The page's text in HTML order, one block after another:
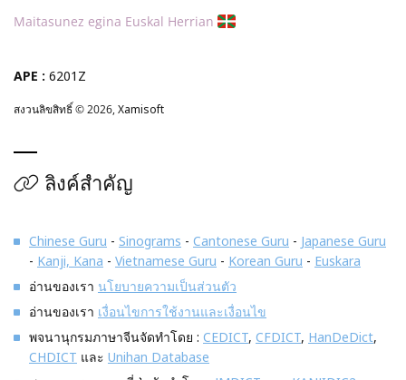
Maitasunez egina Euskal Herrian
APE : 6201Z
สงวนลิขสิทธิ์ © 2026,Xamisoft
ลิงค์สำคัญ
Chinese Guru - Sinograms - Cantonese Guru - Japanese Guru
- Kanji, Kana - Vietnamese Guru - Korean Guru - Euskara
อ่านของเรา นโยบายความเป็นส่วนตัว
อ่านของเรา เงื่อนไขการใช้งานและเงื่อนไข
พจนานุกรมภาษาจีนจัดทำโดย : CEDICT, CFDICT, HanDeDict,
CHDICT และ Unihan Database